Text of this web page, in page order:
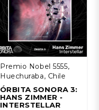
Premio Nobel 5555,
Huechuraba, Chile
ÓRBITA SONORA 3:
HANS ZIMMER -
INTERSTELLAR